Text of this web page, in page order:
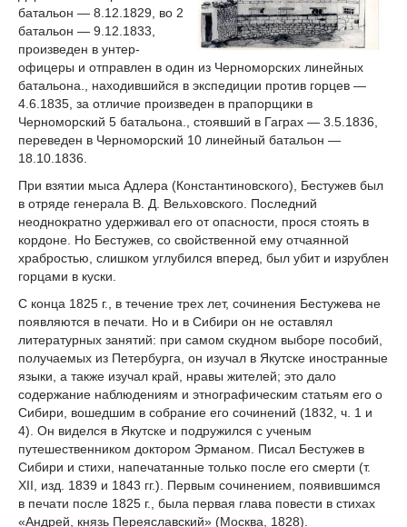
батальон — 8.12.1829, во 2
батальон — 9.12.1833,
произведен в унтер-
офицеры и отправлен в один из Черноморских линейных
батальона., находившийся в экспедиции против горцев —
4.6.1835, за отличие произведен в прапорщики в
Черноморский 5 батальона., стоявший в Гаграх — 3.5.1836,
переведен в Черноморский 10 линейный батальон —
18.10.1836.
При взятии мыса Адлера (Константиновского), Бестужев был
в отряде генерала В. Д. Вельховского. Последний
неоднократно удерживал его от опасности, прося стоять в
кордоне. Но Бестужев, со свойственной ему отчаянной
храбростью, слишком углубился вперед, был убит и изрублен
горцами в куски.
С конца 1825 г., в течение трех лет, сочинения Бестужева не
появляются в печати. Но и в Сибири он не оставлял
литературных занятий: при самом скудном выборе пособий,
получаемых из Петербурга, он изучал в Якутске иностранные
языки, а также изучал край, нравы жителей; это дало
содержание наблюдениям и этнографическим статьям его о
Сибири, вошедшим в собрание его сочинений (1832, ч. 1 и
4). Он виделся в Якутске и подружился с ученым
путешественником доктором Эрманом. Писал Бестужев в
Сибири и стихи, напечатанные только после его смерти (т.
XII, изд. 1839 и 1843 гг.). Первым сочинением, появившимся
в печати после 1825 г., была первая глава повести в стихах
«Андрей, князь Переяславский» (Москва, 1828).